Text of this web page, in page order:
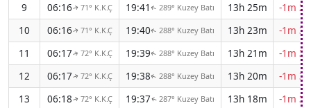
9
06:16↑ 71° K.K.Ç 19:41 ↑ 289° Kuzey Batı 13h 25m
-1m
10
06:16↑ 71° K.K.Ç 19:40↑ 288° Kuzey Batı 13h 23m
-1m
11
06:17↑ 72° K.K.Ç 19:39↑ 288° Kuzey Batı 13h 21m
-1m
12
06:17↑ 72° K.K.Ç 19:38↑ 288° Kuzey Batı 13h 20m
-1m
13
06:18↑ 72° K.K.Ç 19:37↑ 287° Kuzey Batı 13h 18m
-1m